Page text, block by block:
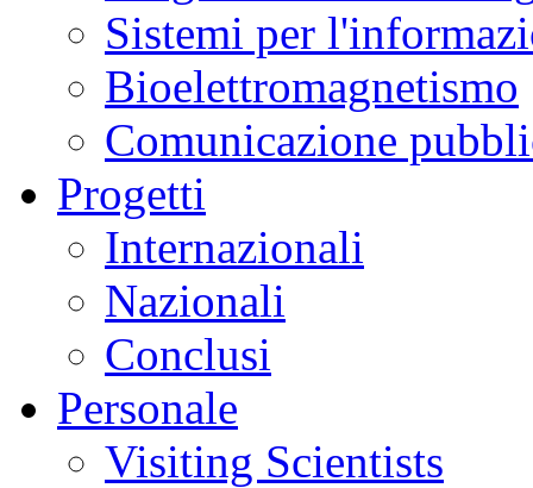
Sistemi per
Bioelettromagnetismo
Comunicazione
Progetti
Internazionali
Nazionali
Conclusi
Personale
Visiting Scientists